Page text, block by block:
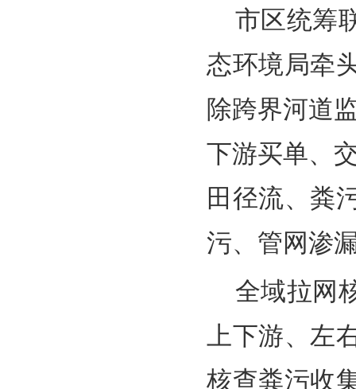
市区统筹
态环境局牵
除跨界河道
下游买单、
田径流、粪
污、管网渗
全域拉网
上下游、左
核查粪污收